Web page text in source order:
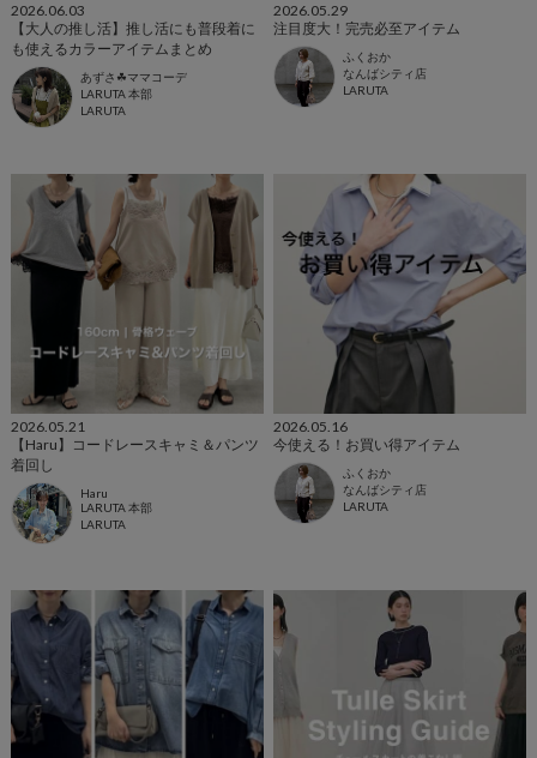
2026.06.03
【大人の推し活】推し活にも普段着に
も使えるカラーアイテムまとめ
あずさ☘︎ママコーデ
LARUTA 本部
LARUTA
2026.05.29
注目度大！完売必至アイテム
ふくおか
なんばシティ店
LARUTA
2026.05.21
【Haru】コードレースキャミ＆パンツ
着回し
Haru
LARUTA 本部
LARUTA
2026.05.16
今使える！お買い得アイテム
ふくおか
なんばシティ店
LARUTA